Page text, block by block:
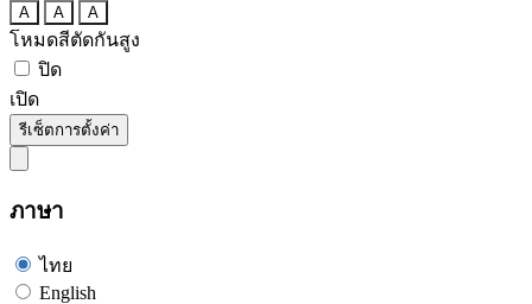
A A A
โหมดสีตัดกันสูง
ปิด
เปิด
รีเซ็ตการตั้งค่า
ภาษา
ไทย
English